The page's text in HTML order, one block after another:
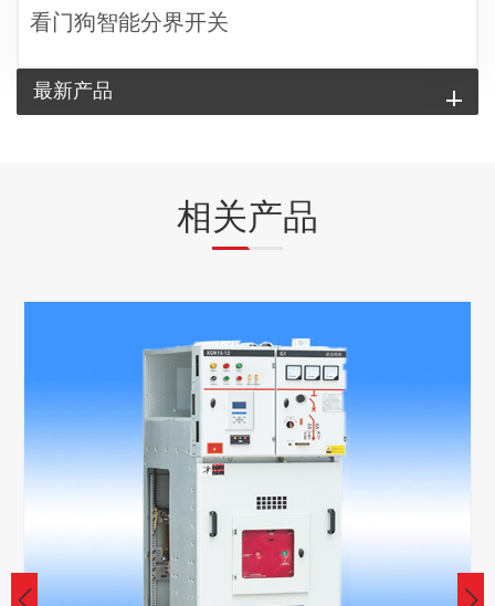
看门狗智能分界开关
最新产品
相关产品